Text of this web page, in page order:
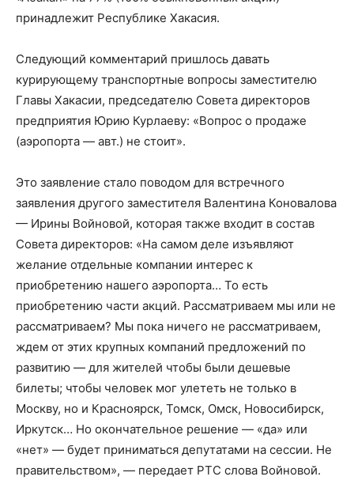
принадлежит Республике Хакасия.
Следующий комментарий пришлось давать
курирующему транспортные вопросы заместителю
Главы Хакасии, председателю Совета директоров
предприятия Юрию Курлаеву: «Вопрос о продаже
(аэропорта — авт.) не стоит».
Это заявление стало поводом для встречного
заявления другого заместителя Валентина Коновалова
— Ирины Войновой, которая также входит в состав
Совета директоров: «На самом деле изъявляют
желание отдельные компании интерес к
приобретению нашего аэропорта… То есть
приобретению части акций. Рассматриваем мы или не
рассматриваем? Мы пока ничего не рассматриваем,
ждем от этих крупных компаний предложений по
развитию — для жителей чтобы были дешевые
билеты; чтобы человек мог улететь не только в
Москву, но и Красноярск, Томск, Омск, Новосибирск,
Иркутск… Но окончательное решение — «да» или
«нет» — будет приниматься депутатами на сессии. Не
правительством», — передает РТС слова Войновой.